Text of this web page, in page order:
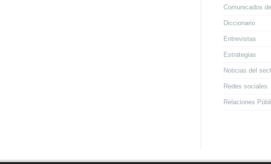
Comunicados
Diccionario
Entrevistas
Estrategias
Noticias del
Redes sociales
Relaciones